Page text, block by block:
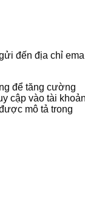
đến địa chỉ
để tăng cường
cập vào tài
mô tả trong